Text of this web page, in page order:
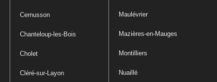
Cernusson
Chanteloup-les-Bois
Cholet
Cléré-sur-Layon
Maulévrier
Mazières-en-Mauges
Montilliers
Nuaillé